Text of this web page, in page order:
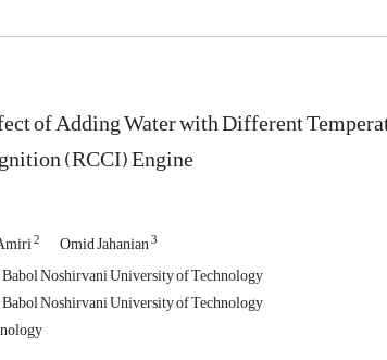
of Adding Water with Different
(RCCI) Engine
2 Omid Jahanian3
Noshirvani University of Technology
Noshirvani University of Technology